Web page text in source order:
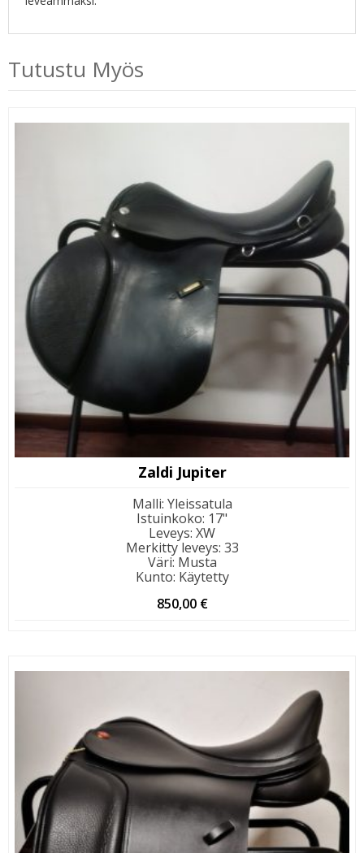
Tutustu Myös
Zaldi Jupiter
Malli: Yleissatula
Istuinkoko: 17"
Leveys: XW
Merkitty leveys: 33
Väri: Musta
Kunto: Käytetty
850,00 €